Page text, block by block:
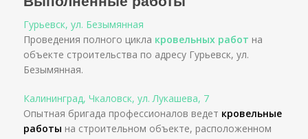
Гурьевск, ул. Безымянная
Проведения полного цикла кровельных работ на
объекте строительства по адресу Гурьевск, ул.
Безымянная.
Калининград, Чкаловск, ул. Лукашева, 7
Опытная бригада профессионалов ведет кровельные
работы на строительном объекте, расположенном